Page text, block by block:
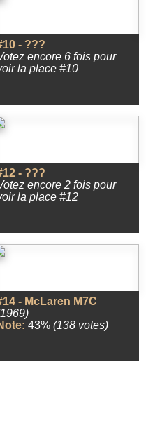
- ???
encore 6 fois pour
la place #10
- ???
encore 2 fois pour
la place #12
- McLaren M7C
43% (138 votes)